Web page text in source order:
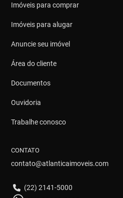
Imóveis para comprar
Imóveis para alugar
Anuncie seu imóvel
Área do cliente
Documentos
Ouvidoria
Trabalhe conosco
CONTATO
contato@atlanticaimoveis.com
(22) 2141-5000